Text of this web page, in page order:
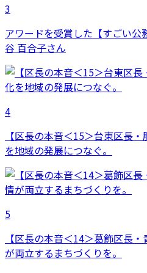
3
アワードを受賞した【すごい
谷 百合子さん
4
【区長の本音＜15＞台東区長
を地域の発展につなぐ。
5
【区長の本音＜14＞葛飾区長
が両立するまちづくりを。